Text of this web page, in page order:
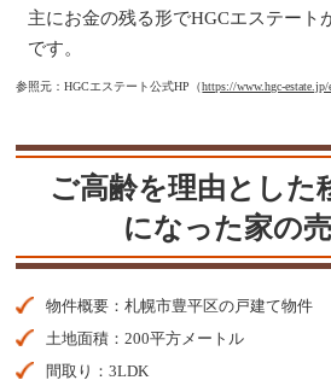
主にお金の残る形でHGCエステート
です。
参照元：HGCエステート公式HP（https://www.hgc-estate.jp/
ご高齢を理由とした
になった家の
物件概要：札幌市豊平区の戸建て物件
土地面積：200平方メートル
間取り：3LDK